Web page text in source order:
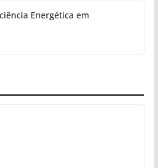
Energética em